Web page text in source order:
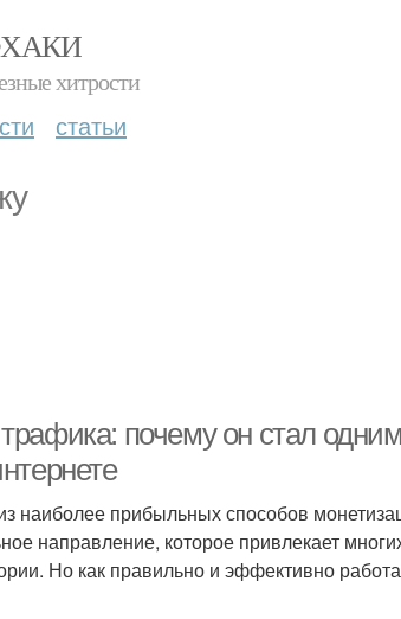
хитрости
статьи
почему он стал
наиболее прибыльных способов
направление, которое привлекает
Но как правильно и эффективно